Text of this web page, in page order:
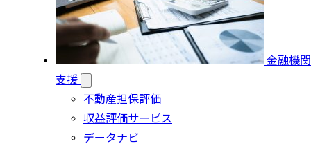
金融機関
支援
不動産担保評価
収益評価サービス
データナビ